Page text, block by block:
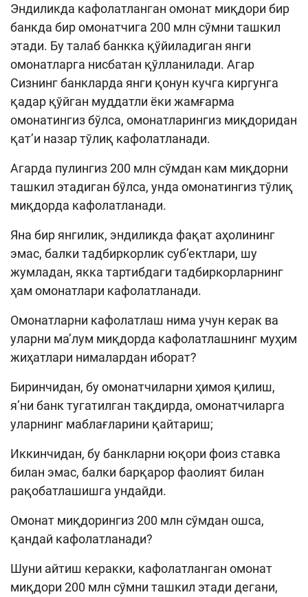
Лойиҳа ҳақида
Кенгайтирилган қидирув
Сайт харитаси
Эндиликда кафолатланган омонат миқдори бир
банкда бир омонатчига 200 млн сўмни ташкил
этади. Бу талаб банкка қўйиладиган янги
омонатларга нисбатан қўлланилади. Агар
Сизнинг банкларда янги қонун кучга киргунга
қадар қўйган муддатли ёки жамғарма
омонатингиз бўлса, омонатларингиз миқдоридан
қат’и назар тўлиқ кафолатланади.
Агарда пулингиз 200 млн сўмдан кам миқдорни
ташкил этадиган бўлса, унда омонатингиз тўлиқ
миқдорда кафолатланади.
Яна бир янгилик, эндиликда фақат аҳолининг
эмас, балки тадбиркорлик суб’ектлари, шу
жумладан, якка тартибдаги тадбиркорларнинг
ҳам омонатлари кафолатланади.
Омонатларни кафолатлаш нима учун керак ва
уларни ма’лум миқдорда кафолатлашнинг муҳим
жиҳатлари нималардан иборат?
Биринчидан, бу омонатчиларни ҳимоя қилиш,
я’ни банк тугатилган тақдирда, омонатчиларга
уларнинг маблағларини қайтариш;
Иккинчидан, бу банкларни юқори фоиз ставка
билан эмас, балки барқарор фаолият билан
рақобатлашишга ундайди.
Омонат миқдорингиз 200 млн сўмдан ошса,
қандай кафолатланади?
Шуни айтиш керакки, кафолатланган омонат
миқдори 200 млн сўмни ташкил этади дегани,